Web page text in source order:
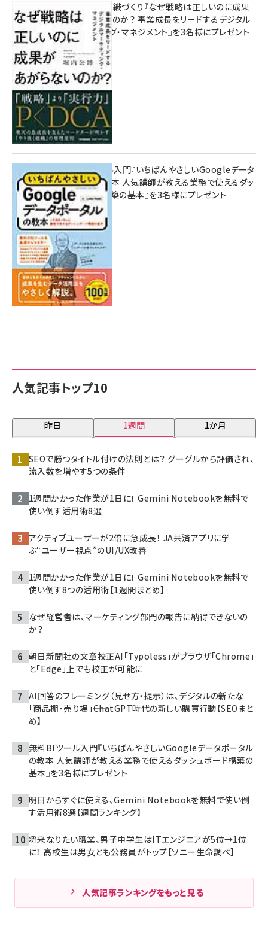
人気記事トップ10
昨日 1週間 1か月
SEOで勝つタイトル付けの法則とは？ グーグルから評価され、
流入数を増やす5つの条件
1週間かかった作業が1日に！ Gemini Notebookを無料で
使い倒す活用術8選
アクティブユーザーが2倍に急成長！ JA共済アプリに学
ぶ“ユーザー視点”のUI/UX改善
1週間かかった作業が1日に！ Gemini Notebookを無料で
使い倒す8つの活用術【1週間まとめ】
なぜ経営者は、マーケティング部門の報告に納得できないの
か？
朝日新聞社の文章校正AI「Typoless」がブラウザ「Chrome」
と「Edge」上でも校正が可能に
AI回答のフレーミング（見せ方・提示）は、デジタルの新たな
「商品棚・売り場」――ChatGPT時代の新しい購買行動【SEOまと
め】
無料BIツール入門『いちばんやさしいGoogleデータポータル
の教本 人気講師が教える業務で使えるダッシュボード構築の
基本』を3名様にプレゼント
明日からすぐに使える、Gemini Notebookを無料で使い倒
す活用術8選【週間ランキング】
将来なりたい職業、男子中学生はITエンジニアが5位→1位
に！ 高校生は男女とも公務員がトップ【ソニー生命調べ】
人気記事ランキングをもっと見る
成果を生む組織づくり『なぜ戦略は正しいのに成果
があがらないのか？ 事業成長をリードするデジタル
マーケティング・マネジメント』を3名様にプレゼント
10:00
無料BIツール入門『いちばんやさしいGoogleデータ
ポータルの教本 人気講師が教える業務で使えるダッ
シュボード構築の基本』を3名様にプレゼント
7月31日 10:00